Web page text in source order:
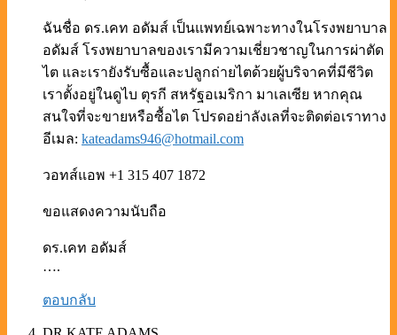
ฉันชื่อ ดร.เคท อดัมส์ เป็นแพทย์เฉพาะทางในโรงพยาบาล
อดัมส์ โรงพยาบาลของเรามีความเชี่ยวชาญในการผ่าตัด
ไต และเรายังรับซื้อและปลูกถ่ายไตด้วยผู้บริจาคที่มีชีวิต
เราตั้งอยู่ในดูไบ ตุรกี สหรัฐอเมริกา มาเลเซีย หากคุณ
สนใจที่จะขายหรือซื้อไต โปรดอย่าลังเลที่จะติดต่อเราทาง
อีเมล: kateadams946@hotmail.com
วอทส์แอพ +1 315 407 1872
ขอแสดงความนับถือ
ดร.เคท อดัมส์
….
ตอบกลับ